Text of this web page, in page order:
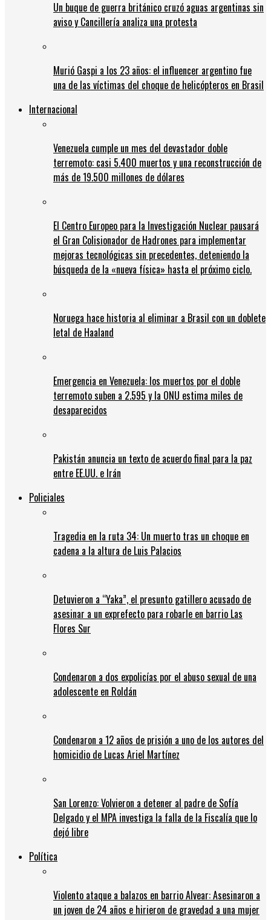
Un buque de guerra británico cruzó aguas argentinas sin
aviso y Cancillería analiza una protesta
Murió Gaspi a los 23 años: el influencer argentino fue
una de las víctimas del choque de helicópteros en Brasil
Internacional
Venezuela cumple un mes del devastador doble
terremoto: casi 5.400 muertos y una reconstrucción de
más de 19.500 millones de dólares
El Centro Europeo para la Investigación Nuclear pausará
el Gran Colisionador de Hadrones para implementar
mejoras tecnológicas sin precedentes, deteniendo la
búsqueda de la «nueva física» hasta el próximo ciclo.
Noruega hace historia al eliminar a Brasil con un doblete
letal de Haaland
Emergencia en Venezuela: los muertos por el doble
terremoto suben a 2.595 y la ONU estima miles de
desaparecidos
Pakistán anuncia un texto de acuerdo final para la paz
entre EE.UU. e Irán
Policiales
Tragedia en la ruta 34: Un muerto tras un choque en
cadena a la altura de Luis Palacios
Detuvieron a “Yaka”, el presunto gatillero acusado de
asesinar a un exprefecto para robarle en barrio Las
Flores Sur
Condenaron a dos expolicías por el abuso sexual de una
adolescente en Roldán
Condenaron a 12 años de prisión a uno de los autores del
homicidio de Lucas Ariel Martínez
San Lorenzo: Volvieron a detener al padre de Sofía
Delgado y el MPA investiga la falla de la Fiscalía que lo
dejó libre
Política
Violento ataque a balazos en barrio Alvear: Asesinaron a
un joven de 24 años e hirieron de gravedad a una mujer